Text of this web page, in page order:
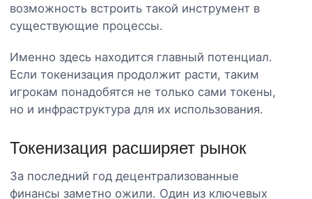
возможность встроить такой инструмент в
существующие процессы.
Именно здесь находится главный потенциал.
Если токенизация продолжит расти, таким
игрокам понадобятся не только сами токены,
но и инфраструктура для их использования.
Токенизация расширяет рынок
За последний год децентрализованные
финансы заметно ожили. Один из ключевых